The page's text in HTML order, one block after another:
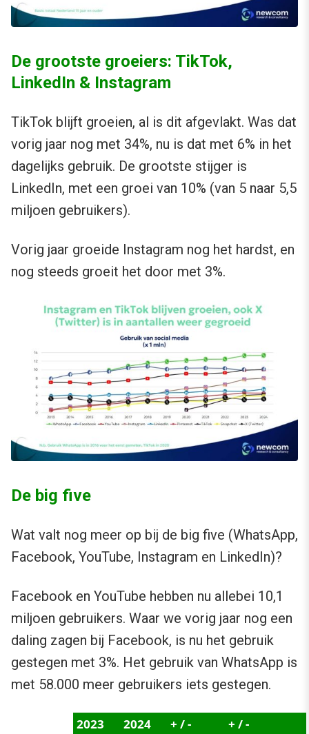
De grootste groeiers: TikTok,
LinkedIn & Instagram
TikTok blijft groeien, al is dit afgevlakt. Was dat
vorig jaar nog met 34%, nu is dat met 6% in het
dagelijks gebruik. De grootste stijger is
LinkedIn, met een groei van 10% (van 5 naar 5,5
miljoen gebruikers).
Vorig jaar groeide Instagram nog het hardst, en
nog steeds groeit het door met 3%.
De big five
Wat valt nog meer op bij de big five (WhatsApp,
Facebook, YouTube, Instagram en LinkedIn)?
Facebook en YouTube hebben nu allebei 10,1
miljoen gebruikers. Waar we vorig jaar nog een
daling zagen bij Facebook, is nu het gebruik
gestegen met 3%. Het gebruik van WhatsApp is
met 58.000 meer gebruikers iets gestegen.
2023 2024
+ / -
+ / -